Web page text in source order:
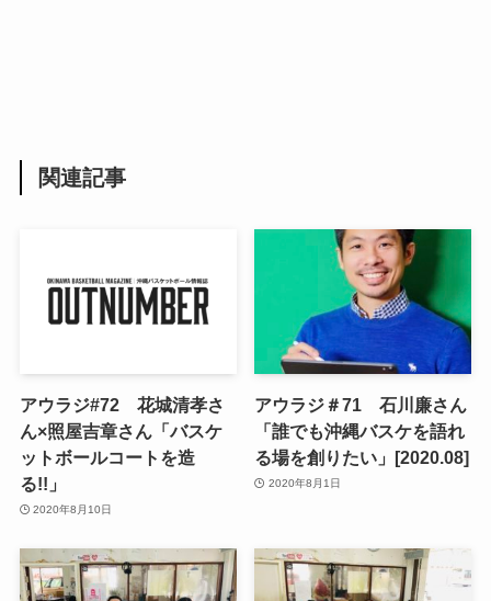
関連記事
アウラジ#72 花城清孝さ
ん×照屋吉章さん「バスケ
ットボールコートを造
る!!」
2020年8月10日
アウラジ＃71 石川廉さん
「誰でも沖縄バスケを語れ
る場を創りたい」[2020.08]
2020年8月1日